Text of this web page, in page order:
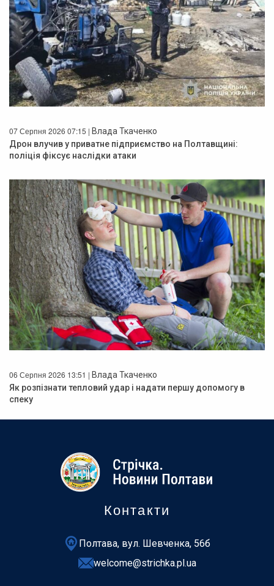
07 Серпня 2026 07:15 | Влада Ткаченко
Дрон влучив у приватне підприємство на Полтавщині:
поліція фіксує наслідки атаки
06 Серпня 2026 13:51 | Влада Ткаченко
Як розпізнати тепловий удар і надати першу допомогу в
спеку
Контакти
Полтава, вул. Шевченка, 56б
welcome@strichka.pl.ua